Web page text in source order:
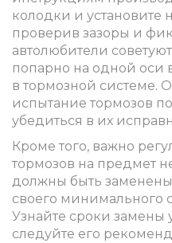
колодки и установите
проверив зазоры и
автолюбители
попарно на одной оси
в тормозной системе.
испытание тормозов
убедиться в их
Кроме того, важно
тормозов на предмет
должны быть заменены
своего минимального
Узнайте сроки замены
следуйте его